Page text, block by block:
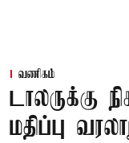
வணிகம்
டாலருக்கு
மதிப்பு